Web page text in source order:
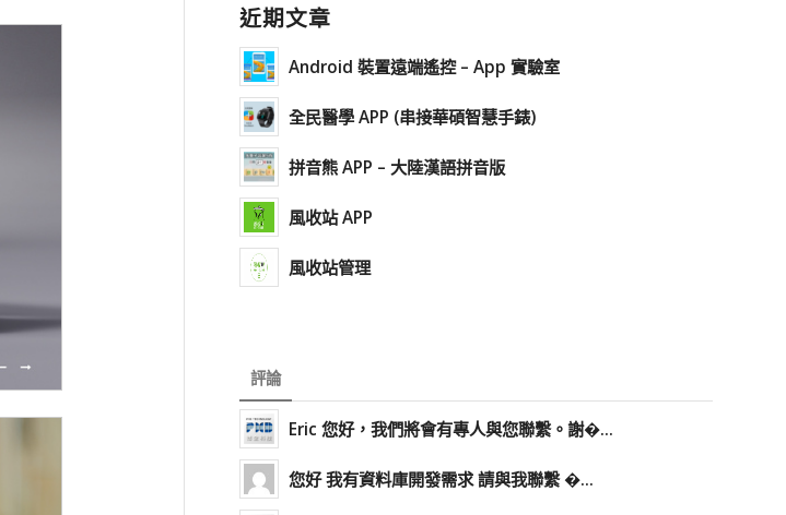
近期文章
Android 裝置遠端遙控 – App 實驗室
全民醫學 APP (串接華碩智慧手錶)
拼音熊 APP – 大陸漢語拼音版
風收站 APP
風收站管理
評論
Eric 您好，我們將會有專人與您聯繫。謝�...
您好 我有資料庫開發需求 請與我聯繫 �...